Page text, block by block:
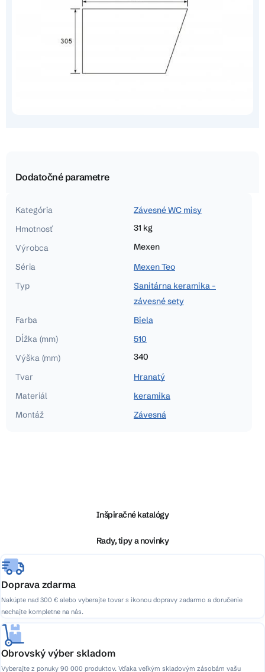
Dodatočné parametre
Kategória
Závesné WC misy
Hmotnosť
31 kg
Výrobca
Mexen
Séria
Mexen Teo
Typ
Sanitárna keramika -
závesné sety
Farba
Biela
Dĺžka (mm)
510
Výška (mm)
340
Tvar
Hranatý
Materiál
keramika
Montáž
Závesná
e
Inšpiračné katalógy
Rady, tipy a novinky
Doprava zdarma
Nakúpte nad 300 € alebo vyberajte tovar s ikonou dopravy zadarmo a doručenie
nechajte kompletne na nás.
Obrovský výber skladom
Vyberajte z ponuky 90 000 produktov. Vďaka veľkým skladovým zásobám vašu